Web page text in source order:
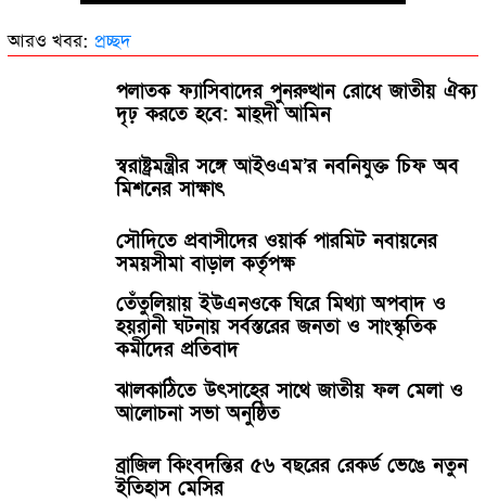
আরও খবর: প্রচ্ছদ
পলাতক ফ্যাসিবাদের পুনরুত্থান রোধে জাতীয় ঐক্য
দৃঢ় করতে হবে: মাহ্দী আমিন
স্বরাষ্ট্রমন্ত্রীর সঙ্গে আইওএম’র নবনিযুক্ত চিফ অব
মিশনের সাক্ষাৎ
সৌদিতে প্রবাসীদের ওয়ার্ক পারমিট নবায়নের
সময়সীমা বাড়াল কর্তৃপক্ষ
তেঁতুলিয়ায় ইউএনওকে ঘিরে মিথ্যা অপবাদ ও
হয়রানী ঘটনায় সর্বস্তরের জনতা ও সাংস্কৃতিক
কর্মীদের প্রতিবাদ
ঝালকাঠিতে উৎসাহের সাথে জাতীয় ফল মেলা ও
আলোচনা সভা অনুষ্ঠিত
ব্রাজিল কিংবদন্তির ৫৬ বছরের রেকর্ড ভেঙে নতুন
ইতিহাস মেসির